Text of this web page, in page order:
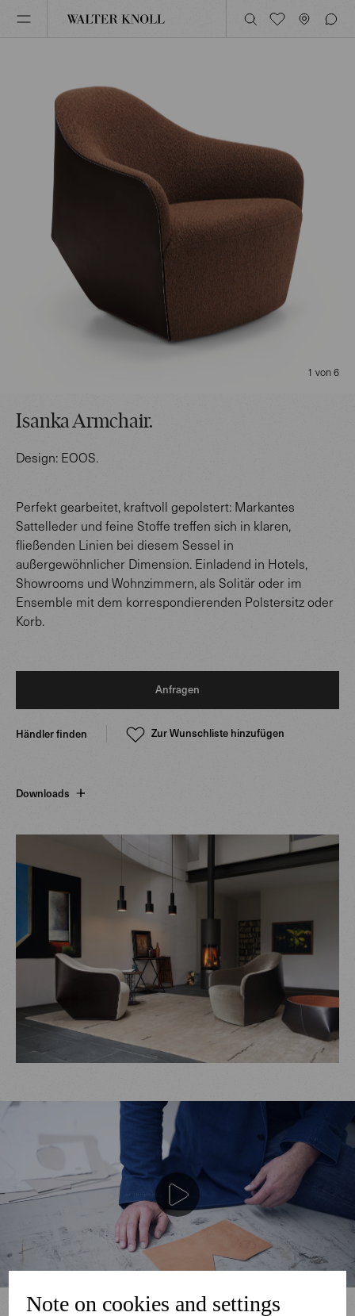
Isanka Armchair.
Design: EOOS.
Perfekt gearbeitet, kraftvoll gepolstert: Markantes
Sattelleder und feine Stoffe treffen sich in klaren,
fließenden Linien bei diesem Sessel in
außergewöhnlicher Dimension. Einladend in Hotels,
Showrooms und Wohnzimmern, als Solitär oder im
Ensemble mit dem korrespondierenden Polstersitz oder
Korb.
Anfragen
Händler finden Zur Wunschliste hinzufügen
Downloads
1 von 6
Note on cookies and settings